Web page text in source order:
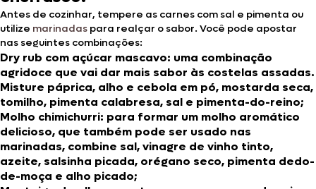
Antes de cozinhar, tempere as carnes com sal e pimenta ou
utilize marinadas para realçar o sabor. Você pode apostar
nas seguintes combinações:
Dry rub com açúcar mascavo: uma combinação
agridoce que vai dar mais sabor às costelas assadas.
Misture páprica, alho e cebola em pó, mostarda seca,
tomilho, pimenta calabresa, sal e pimenta-do-reino;
Molho chimichurri: para formar um molho aromático
delicioso, que também pode ser usado nas
marinadas, combine sal, vinagre de vinho tinto,
azeite, salsinha picada, orégano seco, pimenta dedo-
de-moça e alho picado;